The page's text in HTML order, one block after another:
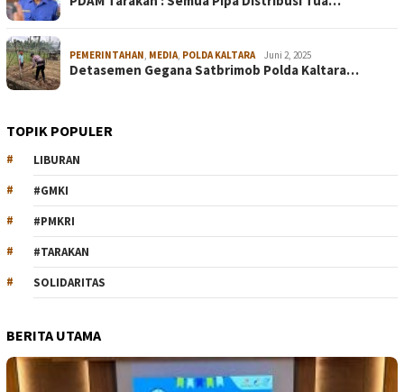
PEMERINTAHAN MEDIA POLDA KALTARA Juni 2, 2025
Detasemen Gegana Satbrimob Polda Kaltara…
TOPIK POPULER
LIBURAN
#GMKI
#PMKRI
#TARAKAN
SOLIDARITAS
BERITA UTAMA